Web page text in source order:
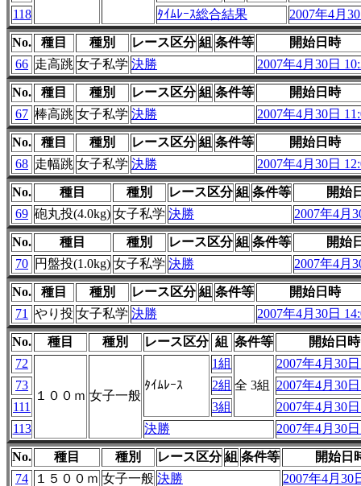
118
ﾀｲﾑﾚｰｽ総合結果 2007年4月
No. 種目 種別 レース区分 組 条件等
開始日時
66 走高跳 女子私学 決勝 2007年4月30日
No. 種目 種別 レース区分 組 条件等
開始日時
67 棒高跳 女子私学 決勝 2007年4月30日
No. 種目 種別 レース区分 組 条件等
開始日時
68 走幅跳 女子私学 決勝 2007年4月30日
No. 種目 種別 レース区分 組 条件等
開始
69 砲丸投(4.0kg) 女子私学 決勝 2007年4月
No. 種目 種別 レース区分 組 条件等
開始
70 円盤投(1.0kg) 女子私学 決勝 2007年4月
No. 種目 種別 レース区分 組 条件等
開始日時
71
やり投 女子私学 決勝 2007年4月30日
No. 種目 種別 レース区分 組 条件等
開始日時
72
１００ｍ 女子一般
ﾀｲﾑﾚｰｽ
1組
全 3組
2007年4月30
73
2組
2007年4月30
111
3組
2007年4月30
113
決勝 2007年4月30
No. 種目 種別 レース区分 組 条件等
開始日
74
１５００ｍ 女子一般 決勝 2007年4月30